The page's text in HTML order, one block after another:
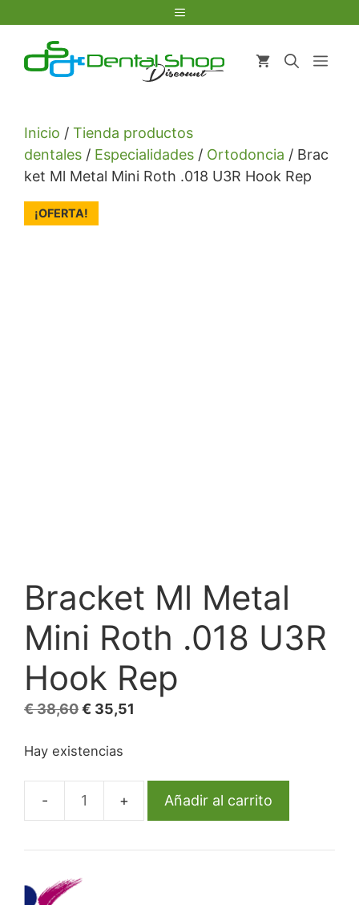
contenido
Menú
Inicio / Tienda productos
dentales / Especialidades / Ortodoncia / Brac
ket Ml Metal Mini Roth .018 U3R Hook Rep
¡OFERTA!
Bracket Ml Metal
Mini Roth .018 U3R
Hook Rep
€38,60El
original
€ 38,60.
€ 35,51
€ 35,51.
Hay existencias
Bracket
Metal
Añadir al carrito